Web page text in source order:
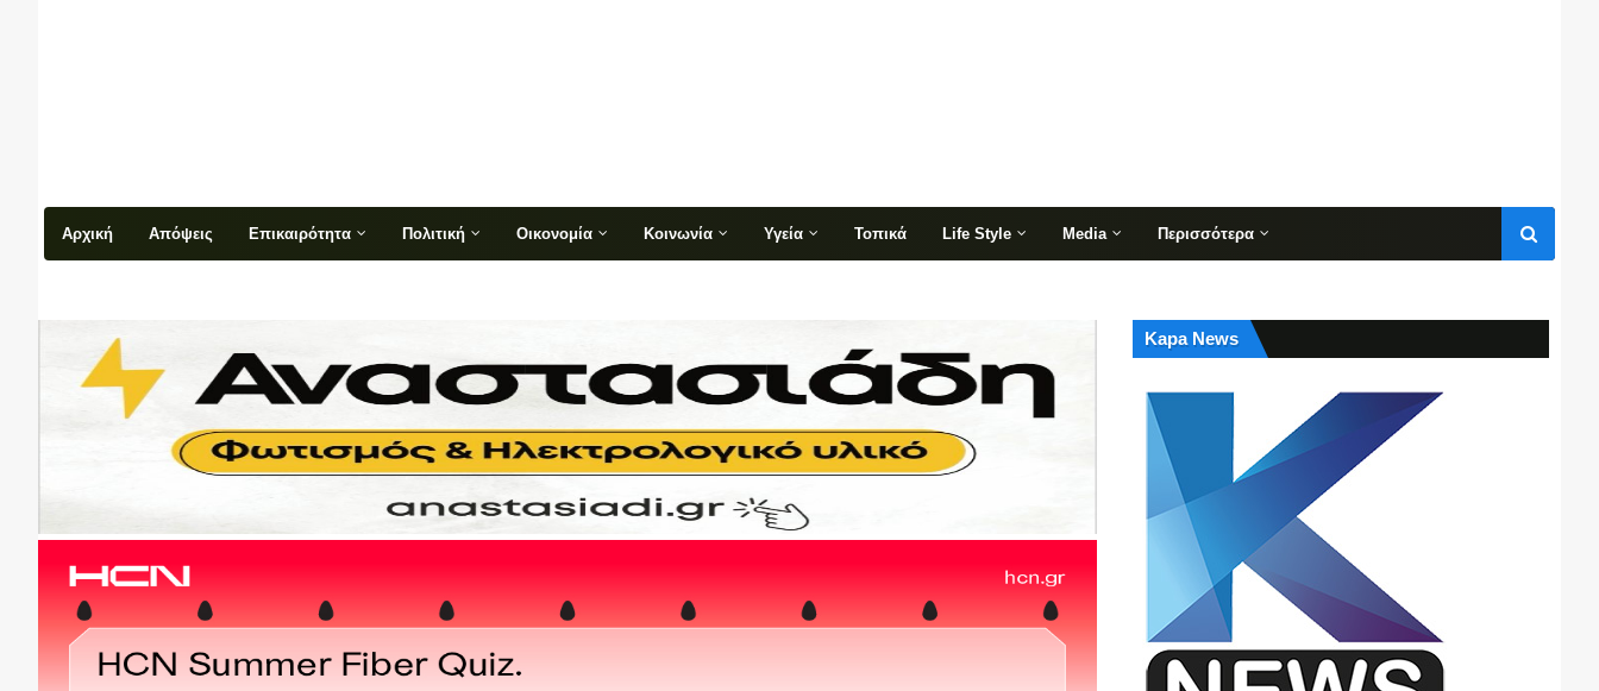
Αρχική Απόψεις Επικαιρότητα Πολιτική Οικονομία Κοινωνία Υγεία Τοπικά Life Style Media Περισσότερα
Kapa News